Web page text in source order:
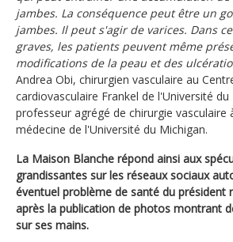
jambes. La conséquence peut être un
jambes. Il peut s'agir de varices. Dans
graves, les patients peuvent même
modifications de la peau et des
Andrea Obi, chirurgien vasculaire au
cardiovasculaire Frankel de l'Université
professeur agrégé de chirurgie vasculaire
médecine de l'Université du Michigan.
La Maison Blanche répond ainsi aux
grandissantes sur les réseaux sociaux
éventuel problème de santé du président
après la publication de photos montrant
sur ses mains.